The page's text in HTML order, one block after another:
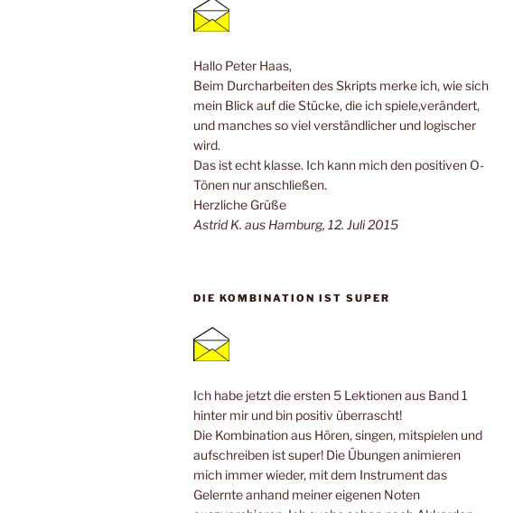
Hallo Peter Haas,
Beim Durcharbeiten des Skripts merke ich, wie sich
mein Blick auf die Stücke, die ich spiele,verändert,
und manches so viel verständlicher und logischer
wird.
Das ist echt klasse. Ich kann mich den positiven O-
Tönen nur anschließen.
Herzliche Grüße
Astrid K. aus Hamburg, 12. Juli 2015
DIE KOMBINATION IST SUPER
Ich habe jetzt die ersten 5 Lektionen aus Band 1
hinter mir und bin positiv überrascht!
Die Kombination aus Hören, singen, mitspielen und
aufschreiben ist super! Die Übungen animieren
mich immer wieder, mit dem Instrument das
Gelernte anhand meiner eigenen Noten